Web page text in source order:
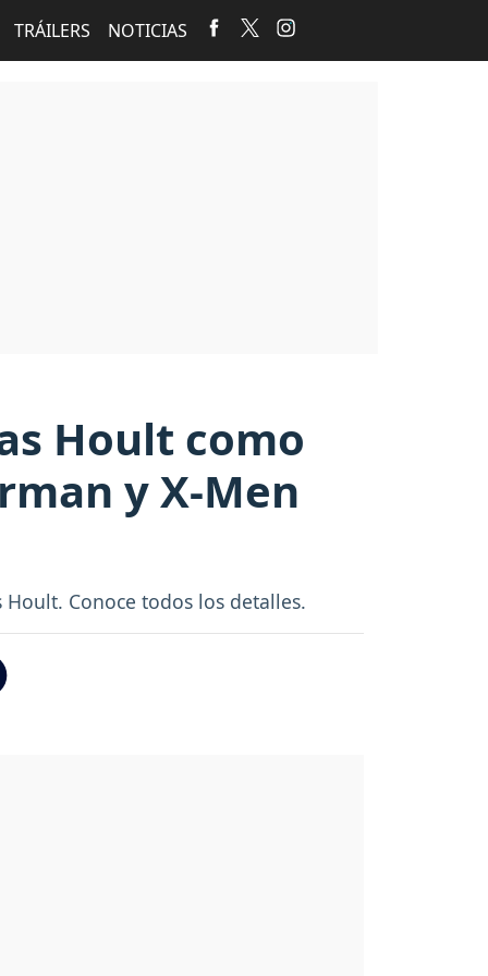
TRÁILERS NOTICIAS
Hoult como
y X-Men
Conoce todos los detalles.